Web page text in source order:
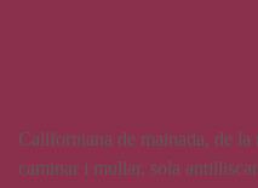
Californiana de mainada, de la
caminar i mullar, sola